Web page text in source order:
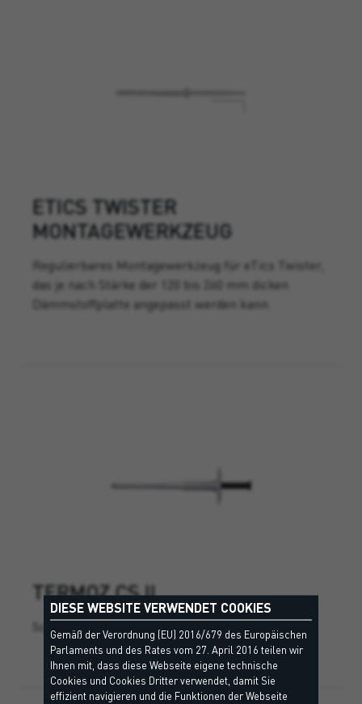
ETICS TWISTER
MONTAGEWERKZEUG
Regulierbares Montagewerkzeug für eTics Twister,
das je nach Stärke der 120 bis 260 mm dicken
Dämmstoffplatte angepasst werden kann.
TERMOZ CS II
Schraubdübel für alle Arten von Dämmplatten.
DIESE WEBSITE VERWENDET COOKIES
Gemäß der Verordnung (EU) 2016/679 des Europäischen
Parlaments und des Rates vom 27. April 2016 teilen wir
Ihnen mit, dass diese Webseite eigene technische
Cookies und Cookies Dritter verwendet, damit Sie
effizient navigieren und die Funktionen der Webseite